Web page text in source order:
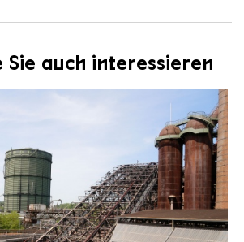
Sie auch interessieren